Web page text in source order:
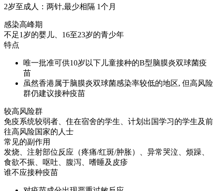
2岁至成人：两针,最少相隔 1个月
感染高峰期
不足1岁的婴儿、16至23岁的青少年
特点
唯一批准可供10岁以下儿童接种的B型脑膜炎双球菌疫
苗
虽然香港属于脑膜炎双球菌感染率较低的地区, 但高风险
群仍建议接种疫苗
较高风险群
免疫系统较弱者、住在宿舍的学生、计划出国学习的学生及前
往高风险国家的人士
常见的副作用
发烧、注射部位反应（疼痛/红斑/肿胀）、异常哭泣、烦躁、
食欲不振、呕吐、腹泻、嗜睡及皮疹
谁不应接种疫苗